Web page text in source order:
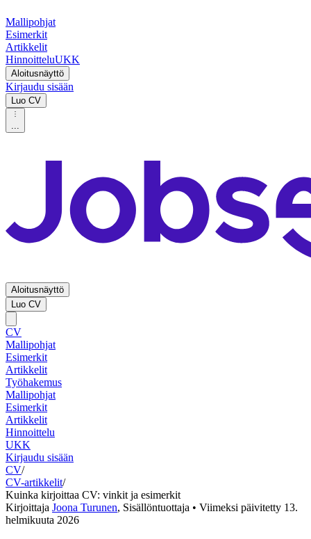
Mallipohjat
Esimerkit
Artikkelit
HinnoitteluUKK
Aloitusnäyttö
Kirjaudu sisään
Luo CV
...
Aloitusnäyttö
Luo CV
CV
Mallipohjat
Esimerkit
Artikkelit
Työhakemus
Mallipohjat
Esimerkit
Artikkelit
Hinnoittelu
UKK
Kirjaudu sisään
CV/
CV-artikkelit/
Kuinka kirjoittaa CV: vinkit ja esimerkit
Kirjoittaja Joona Turunen, Sisällöntuottaja • Viimeksi päivitetty 13.
helmikuuta 2026